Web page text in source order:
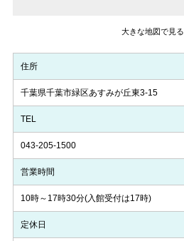
大きな地図で見る
住所
千葉県千葉市緑区あすみが丘東3-15
TEL
043-205-1500
営業時間
10時～17時30分(入館受付は17時)
定休日